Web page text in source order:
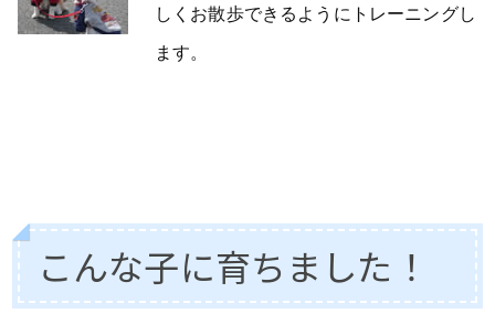
しくお散歩できるようにトレーニングし
ます。
こんな子に育ちました！